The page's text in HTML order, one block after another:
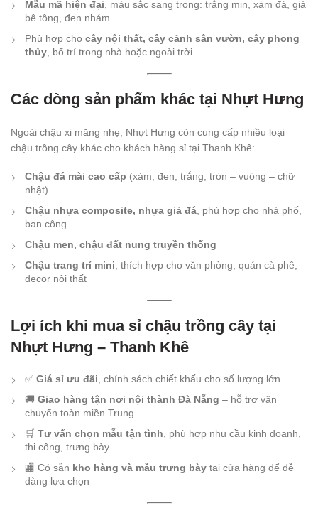
Mẫu mã hiện đại , màu sắc sang trọng: trắng mịn, xám đá, giả
bê tông, đen nhám…
Phù hợp cho cây nội thất, cây cảnh sân vườn, cây phong
thủy , bố trí trong nhà hoặc ngoài trời
Các dòng sản phẩm khác tại Nhựt Hưng
Ngoài chậu xi măng nhẹ, Nhựt Hưng còn cung cấp nhiều loại
chậu trồng cây khác cho khách hàng sỉ tại Thanh Khê:
Chậu đá mài cao cấp (xám, đen, trắng, tròn – vuông – chữ
nhật)
Chậu nhựa composite, nhựa giả đá , phù hợp cho nhà phố,
ban công
Chậu men, chậu đất nung truyền thống
Chậu trang trí mini , thích hợp cho văn phòng, quán cà phê,
decor nội thất
Lợi ích khi mua sỉ chậu trồng cây tại
Nhựt Hưng – Thanh Khê
✅ Giá sỉ ưu đãi , chính sách chiết khấu cho số lượng lớn
🚚 Giao hàng tận nơi nội thành Đà Nẵng – hỗ trợ vận
chuyển toàn miền Trung
🛒 Tư vấn chọn mẫu tận tình , phù hợp nhu cầu kinh doanh,
thi công, trưng bày
🏬 Có sẵn kho hàng và mẫu trưng bày tại cửa hàng để dễ
dàng lựa chọn